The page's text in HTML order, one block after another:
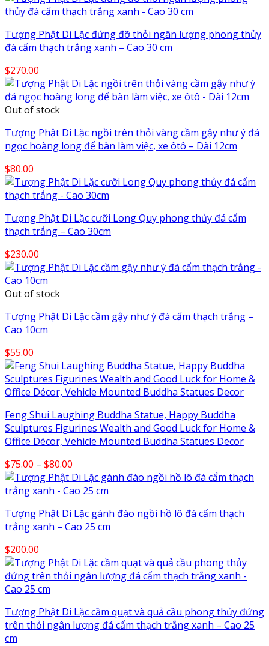
Tượng Phật Di Lặc đứng đỡ thỏi ngân lượng phong thủy
đá cẩm thạch trắng xanh – Cao 30 cm
$270.00
Out of stock
Tượng Phật Di Lặc ngồi trên thỏi vàng cầm gậy như ý đá
ngọc hoàng long để bàn làm việc, xe ôtô – Dài 12cm
$80.00
Tượng Phật Di Lặc cưỡi Long Quy phong thủy đá cẩm
thạch trắng – Cao 30cm
$230.00
Out of stock
Tượng Phật Di Lặc cầm gậy như ý đá cẩm thạch trắng –
Cao 10cm
$55.00
Feng Shui Laughing Buddha Statue, Happy Buddha
Sculptures Figurines Wealth and Good Luck for Home &
Office Décor, Vehicle Mounted Buddha Statues Decor
$75.00 – $80.00
range:
$75.00
$80.00
Tượng Phật Di Lặc gánh đào ngồi hồ lô đá cẩm thạch
trắng xanh – Cao 25 cm
$200.00
Tượng Phật Di Lặc cầm quạt và quả cầu phong thủy đứng
trên thỏi ngân lượng đá cẩm thạch trắng xanh – Cao 25
cm